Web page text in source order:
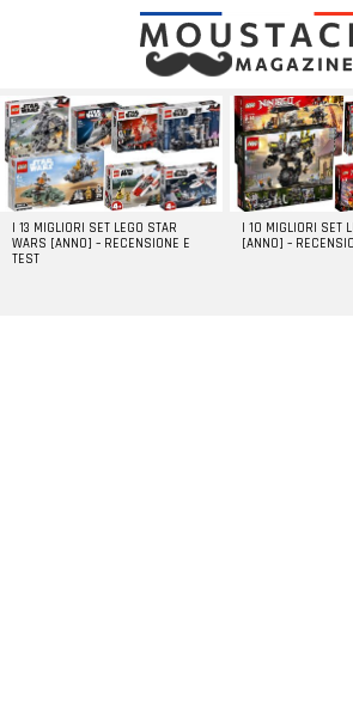
LATEST
STORIES
I 13 MIGLIORI SET LEGO STAR
WARS [ANNO] – RECENSIONE E
TEST
I 10 MIGLIORI SET
[ANNO] –